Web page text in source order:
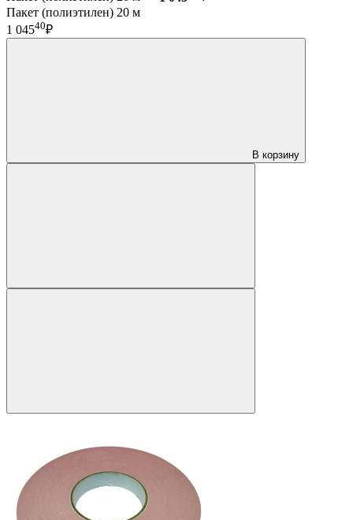
Пакет (полиэтилен) 20 м
1 04540₽
В корзину